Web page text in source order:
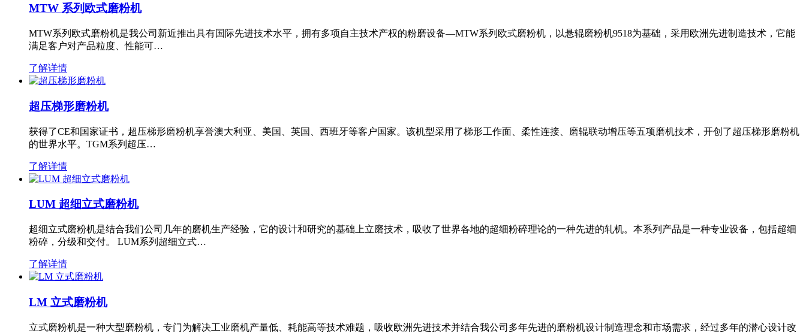
MTW 系列欧式磨粉机
MTW系列欧式磨粉机是我公司新近推出具有国际先进技术水平，拥有多项自主技术产权的粉磨设备—MTW系列欧式磨粉机，以悬辊磨粉机9518为基础，采用欧洲先进制造技术，它能
满足客户对产品粒度、性能可…
了解详情
超压梯形磨粉机
获得了CE和国家证书，超压梯形磨粉机享誉澳大利亚、美国、英国、西班牙等客户国家。该机型采用了梯形工作面、柔性连接、磨辊联动增压等五项磨机技术，开创了超压梯形磨粉机
的世界水平。TGM系列超压…
了解详情
LUM 超细立式磨粉机
超细立式磨粉机是结合我们公司几年的磨机生产经验，它的设计和研究的基础上立磨技术，吸收了世界各地的超细粉碎理论的一种先进的轧机。本系列产品是一种专业设备，包括超细
粉碎，分级和交付。 LUM系列超细立式…
了解详情
LM 立式磨粉机
立式磨粉机是一种大型磨粉机，专门为解决工业磨机产量低、耗能高等技术难题，吸收欧洲先进技术并结合我公司多年先进的磨粉机设计制造理念和市场需求，经过多年的潜心设计改